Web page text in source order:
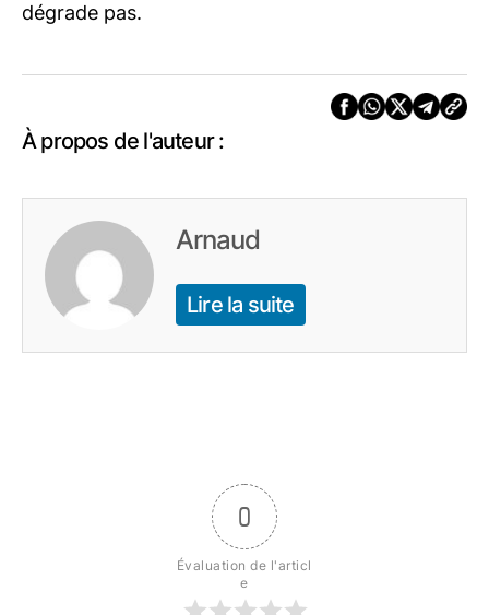
dégrade pas.
À propos de l'auteur :
Arnaud
Lire la suite
0
Évaluation de l'articl
e